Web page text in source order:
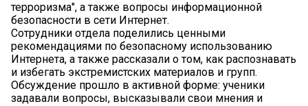
терроризма", а также вопросы информационной
безопасности в сети Интернет.
Сотрудники отдела поделились ценными
рекомендациями по безопасному использованию
Интернета, а также рассказали о том, как распознавать
и избегать экстремистских материалов и групп.
Обсуждение прошло в активной форме: ученики
задавали вопросы, высказывали свои мнения и